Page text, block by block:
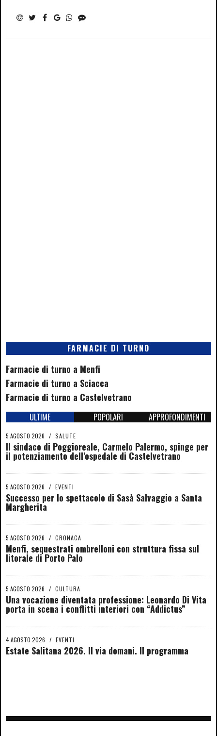
FARMACIE DI TURNO
Farmacie di turno a Menfi
Farmacie di turno a Sciacca
Farmacie di turno a Castelvetrano
ULTIME POPOLARI APPROFONDIMENTI
5 AGOSTO 2026 / SALUTE
Il sindaco di Poggioreale, Carmelo Palermo, spinge per
il potenziamento dell’ospedale di Castelvetrano
5 AGOSTO 2026 / EVENTI
Successo per lo spettacolo di Sasà Salvaggio a Santa
Margherita
5 AGOSTO 2026 / CRONACA
Menfi, sequestrati ombrelloni con struttura fissa sul
litorale di Porto Palo
5 AGOSTO 2026 / CULTURA
Una vocazione diventata professione: Leonardo Di Vita
porta in scena i conflitti interiori con “Addictus”
4 AGOSTO 2026 / EVENTI
Estate Salitana 2026. Il via domani. Il programma